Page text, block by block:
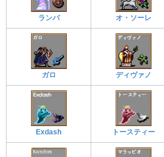
ランバ オ・ソーレ
ガロ ディヴァノ
Exdash トースティー